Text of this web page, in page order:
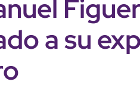
a su